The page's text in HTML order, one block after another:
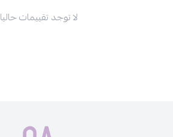
لا توجد تقييمات حاليا